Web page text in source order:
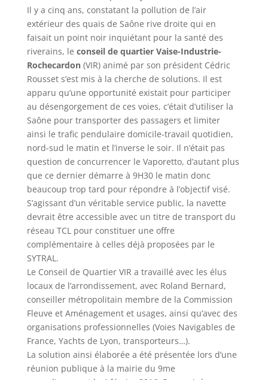
Il y a cinq ans, constatant la pollution de l’air
extérieur des quais de Saône rive droite qui en
faisait un point noir inquiétant pour la santé des
riverains, le conseil de quartier Vaise-Industrie-
Rochecardon(VIR) animé par son président Cédric
Rousset s’est mis à la cherche de solutions. Il est
apparu qu’une opportunité existait pour participer
au désengorgement de ces voies, c’était d’utiliser la
Saône pour transporter des passagers et limiter
ainsi le trafic pendulaire domicile-travail quotidien,
nord-sud le matin et l’inverse le soir. Il n’était pas
question de concurrencer le Vaporetto, d’autant plus
que ce dernier démarre à 9H30 le matin donc
beaucoup trop tard pour répondre à l’objectif visé.
S’agissant d’un véritable service public, la navette
devrait être accessible avec un titre de transport du
réseau TCL pour constituer une offre
complémentaire à celles déjà proposées par le
SYTRAL.
Le Conseil de Quartier VIR a travaillé avec les élus
locaux de l’arrondissement, avec Roland Bernard,
conseiller métropolitain membre de la Commission
Fleuve et Aménagement et usages, ainsi qu’avec des
organisations professionnelles (Voies Navigables de
France, Yachts de Lyon, transporteurs…).
La solution ainsi élaborée a été présentée lors d’une
réunion publique à la mairie du 9me